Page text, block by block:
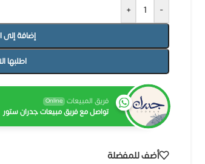
-
+
إضافة إلى
اطلبها
فريق المبيعات Online
تواصل مع فريق مبيعات جدران ستور
أضف للمفضلة